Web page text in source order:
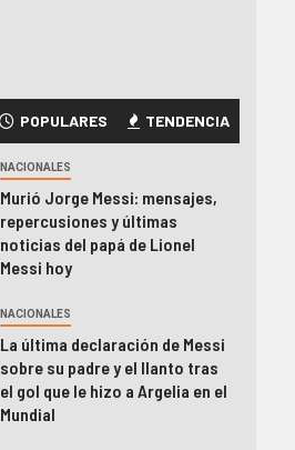
POPULARES TENDENCIA
NACIONALES
Murió Jorge Messi: mensajes,
repercusiones y últimas
noticias del papá de Lionel
Messi hoy
NACIONALES
La última declaración de Messi
sobre su padre y el llanto tras
el gol que le hizo a Argelia en el
Mundial